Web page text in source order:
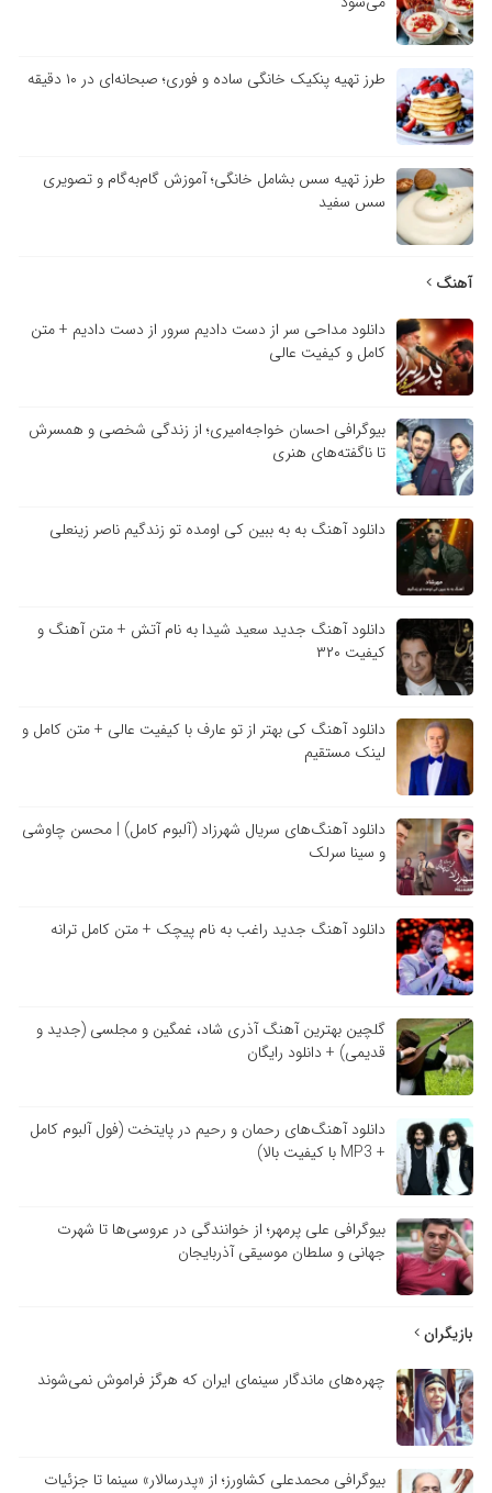
طرز تهیه پنکیک خانگی ساده و فوری؛ صبحانه‌ای در ۱۰ دقیقه
طرز تهیه سس بشامل خانگی؛ آموزش گام‌به‌گام و تصویری
سس سفید
آهنگ
دانلود مداحی سر از دست دادیم سرور از دست دادیم + متن
کامل و کیفیت عالی
بیوگرافی احسان خواجه‌امیری؛ از زندگی شخصی و همسرش
تا ناگفته‌های هنری
دانلود آهنگ به به ببین کی اومده تو زندگیم ناصر زینعلی
دانلود آهنگ جدید سعید شیدا به نام آتش + متن آهنگ و
کیفیت ۳۲۰
دانلود آهنگ کی بهتر از تو عارف با کیفیت عالی + متن کامل و
لینک مستقیم
دانلود آهنگ‌های سریال شهرزاد (آلبوم کامل) | محسن چاوشی
و سینا سرلک
دانلود آهنگ جدید راغب به نام پیچک + متن کامل ترانه
گلچین بهترین آهنگ آذری شاد، غمگین و مجلسی (جدید و
قدیمی) + دانلود رایگان
دانلود آهنگ‌های رحمان و رحیم در پایتخت (فول آلبوم کامل
+ MP3 با کیفیت بالا)
بیوگرافی علی پرمهر؛ از خوانندگی در عروسی‌ها تا شهرت
جهانی و سلطان موسیقی آذربایجان
بازیگران
چهره‌های ماندگار سینمای ایران که هرگز فراموش نمی‌شوند
بیوگرافی محمدعلی کشاورز؛ از «پدرسالار» سینما تا جزئیات